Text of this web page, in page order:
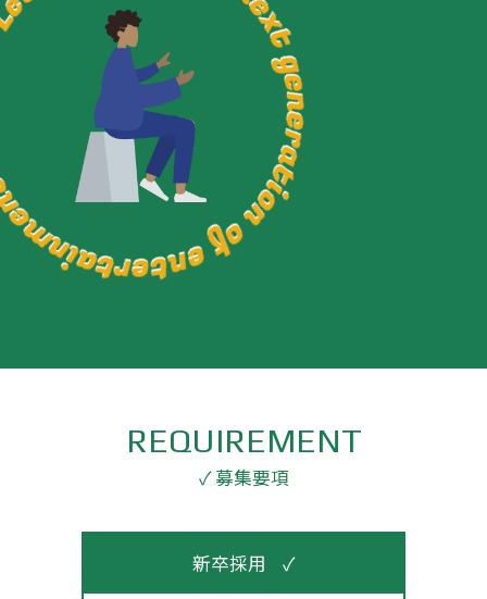
REQUIREMENT
✓ 募集要項
新卒採用